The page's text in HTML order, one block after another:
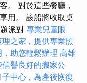
。 對於這些餐廳，
用。 該船將收取桌
派對 專業兒童眼
理之家，提供專業照
助您輕鬆辦理 高雄
信譽良好的搬家公
中心，為產後恢復